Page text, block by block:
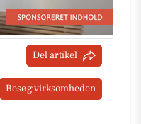
Del artikel
Besøg virksomheden